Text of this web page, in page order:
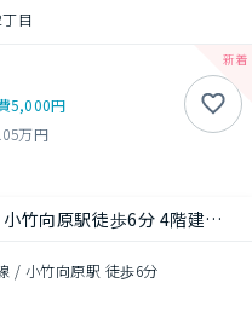
目
5,000円
万円
東京地下鉄有楽町線 小竹向原駅徒歩6分 4階建て 築6年
/ 小竹向原駅 徒歩6分